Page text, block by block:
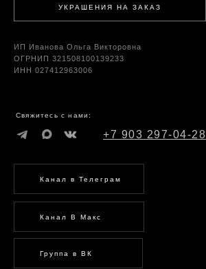
УКРАШЕНИЯ НА ЗАКАЗ
+7 903 297-04-28
Канал В Макс
Группа в ВК
Канал в Телеграм
Свяжитесь с нами:
ИП Иванова Ольга Викторовна
ОГРНИП 321508100139233
ИНН 027412963006